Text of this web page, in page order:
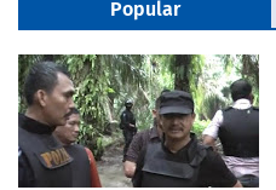
Popular